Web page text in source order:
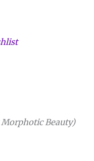
Beauty)